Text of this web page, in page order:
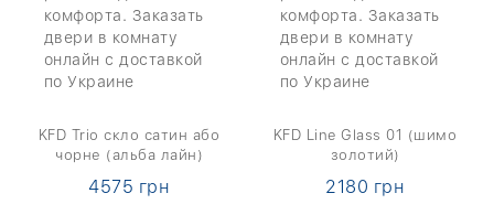
KFD Trio скло сатин або
чорне (альба лайн)
4575 грн
KFD Line Glass 01 (шимо
золотий)
2180 грн